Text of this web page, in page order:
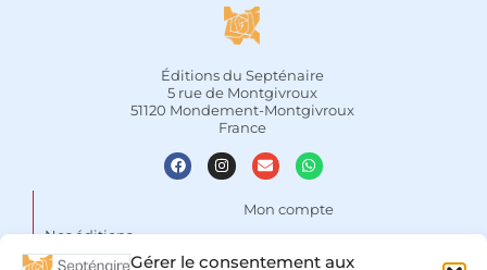
Gérer le consentement aux
Éditions du Septénaire
5 rue de Montgivroux
51120 Mondement-Montgivroux
France
Nos éditions
Mon compte